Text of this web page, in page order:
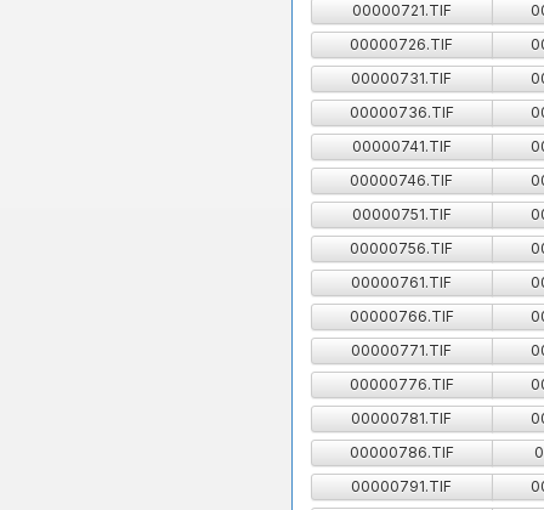
00000721.TIF
00000726.TIF
00000731.TIF
00000736.TIF
00000741.TIF
00000746.TIF
00000751.TIF
00000756.TIF
00000761.TIF
00000766.TIF
00000771.TIF
00000776.TIF
00000781.TIF
00000786.TIF
00000791.TIF